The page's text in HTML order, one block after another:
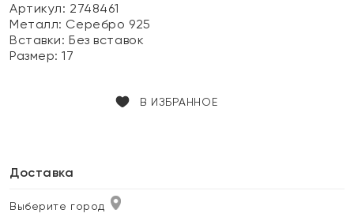
Артикул: 2748461
Металл: Серебро 925
Вставки:Без вставок
Размер:17
В ИЗБРАННОЕ
Доставка
Выберите город